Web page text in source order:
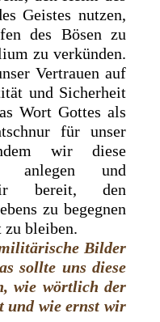
Geistes nutzen,
des Bösen zu
zu verkünden.
Vertrauen auf
und Sicherheit
Wort Gottes als
für unser
wir diese
anlegen und
bereit, den
zu begegnen
zu bleiben.
Bilder
sollte uns diese
wie wörtlich der
und wie ernst wir